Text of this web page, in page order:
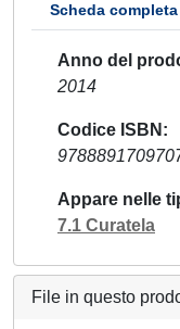
Scheda completa
Anno del
2014
Codice ISBN
Appare nelle
7.1 Curatela
File in questo